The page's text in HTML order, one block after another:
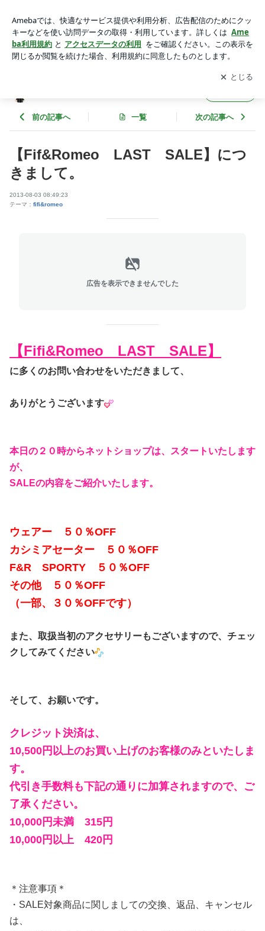
ットグッズ＆カフェ チッチ
アプリをダウンロードして ブログの更新通知
を受け取りまし
ょう。
開く
前の記事へ 一覧 次の記事へ
【Fif&Romeo LAST SALE】につ
きまして。
2013-08-03 08:49:23
テーマ： fifi&romeo
広告を表示できませんでした
【Fifi&Romeo LAST SALE】
に多くのお問い合わせをいただきまして、
ありがとうございます
本日の２０時からネットショップは、スタートいたします
が、
SALEの内容をご紹介いたします。
ウェアー ５０％OFF
カシミアセーター ５０％OFF
F&R SPORTY ５０％OFF
その他 ５０％OFF
（一部、３０％OFFです）
また、取扱当初のアクセサリーもございますので、チェッ
クしてみてください
そして、お願いです。
クレジット決済は、
10,500円以上のお買い上げのお客様のみといたしま
す。
代引き手数料も下記の通りに加算されますので、ご
了承ください。
10,000円未満 315円
10,000円以上 420円
＊注意事項＊
・SALE対象商品に関しましての交換、返品、キャンセル
は、